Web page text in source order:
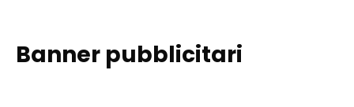
Banner pubblicitari